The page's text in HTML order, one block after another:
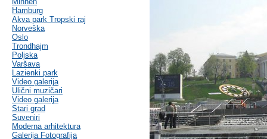
Hamburg
Akva park Tropski raj
Norveška
Oslo
Trondhajm
Poljska
Varšava
Lazienki park
Video galerija
Ulični muzičari
Video galerija
Stari grad
Suveniri
Moderna arhitektura
Galerija Fotografija